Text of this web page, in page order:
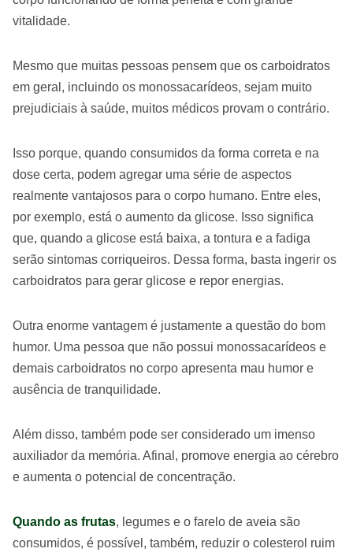
vitalidade.
Mesmo que muitas pessoas pensem que os carboidratos
em geral, incluindo os monossacarídeos, sejam muito
prejudiciais à saúde, muitos médicos provam o contrário.
Isso porque, quando consumidos da forma correta e na
dose certa, podem agregar uma série de aspectos
realmente vantajosos para o corpo humano. Entre eles,
por exemplo, está o aumento da glicose. Isso significa
que, quando a glicose está baixa, a tontura e a fadiga
serão sintomas corriqueiros. Dessa forma, basta ingerir os
carboidratos para gerar glicose e repor energias.
Outra enorme vantagem é justamente a questão do bom
humor. Uma pessoa que não possui monossacarídeos e
demais carboidratos no corpo apresenta mau humor e
ausência de tranquilidade.
Além disso, também pode ser considerado um imenso
auxiliador da memória. Afinal, promove energia ao cérebro
e aumenta o potencial de concentração.
Quando as frutas, legumes e o farelo de aveia são
consumidos, é possível, também, reduzir o colesterol ruim